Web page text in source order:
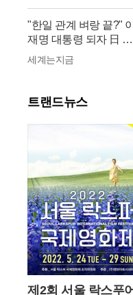
"한일 관계 벼랑 끝?" 이
재명 대통령 되자 日 언
론 '최악 시나리오' 경고
세계는지금
트랜드뉴스
제2회 서울 락스푸